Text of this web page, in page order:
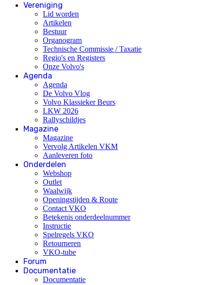
Vereniging
Lid worden
Artikelen
Bestuur
Organogram
Technische Commissie / Taxatie
Regio's en Registers
Onze Volvo's
Agenda
Agenda
De Volvo Vlog
Volvo Klassieker Beurs
LKW 2026
Rallyschildjes
Magazine
Magazine
Vervolg Artikelen VKM
Aanleveren foto
Onderdelen
Webshop
Outlet
Waalwijk
Openingstijden & Route
Contact VKO
Betekenis onderdeelnummer
Instructie
Spelregels VKO
Retourneren
VKO-tube
Forum
Documentatie
Documentatie